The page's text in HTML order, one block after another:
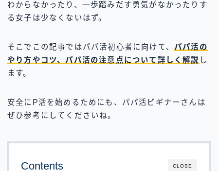
わからなかったり、一歩踏みだす勇気がなかったりす
る女子は少なくないはず。
そこでこの記事ではパパ活初心者に向けて、 パパ活の
やり方やコツ、パパ活の注意点について詳しく解説 し
ます。
安全にP活を始めるためにも、パパ活ビギナーさんは
ぜひ参考にしてくださいね。
CLOSE
Contents